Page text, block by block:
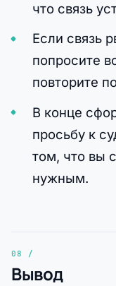
что связь
Если связь
попросите
повторите
В конце
просьбу к
том, что вы
нужным.
Вывод